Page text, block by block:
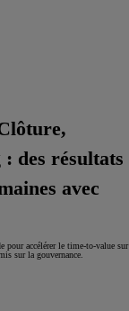
des résultats
avec
pour accélérer le time-to-value sur
sur la gouvernance.